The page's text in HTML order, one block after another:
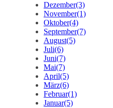
Dezember(3)
November(1)
Oktober(4)
September(7)
August(5)
Juli(6)
Juni(7)
Mai(7)
April(5)
März(6)
Februar(1)
Januar(5)